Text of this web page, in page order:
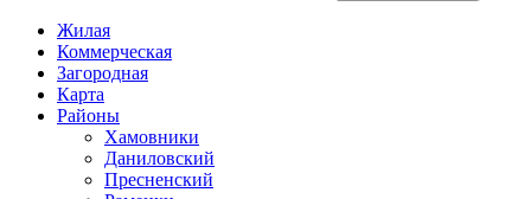
Жилая
Коммерческая
Загородная
Карта
Районы
Хамовники
Даниловский
Пресненский